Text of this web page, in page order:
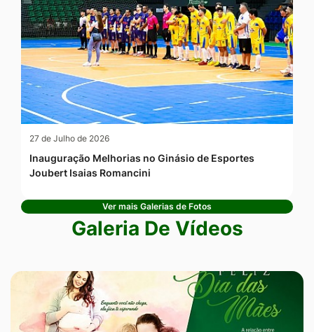
27 de Julho de 2026
Inauguração Melhorias no Ginásio de Esportes
Joubert Isaias Romancini
Ver mais Galerias de Fotos
Galeria De Vídeos